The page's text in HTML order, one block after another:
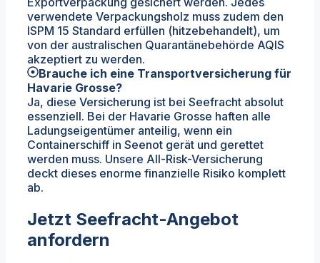
verwendete Verpackungsholz muss zudem den
ISPM 15 Standard erfüllen (hitzebehandelt), um
von der australischen Quarantänebehörde AQIS
akzeptiert zu werden.
Brauche ich eine Transportversicherung für
Havarie Grosse?
Ja, diese Versicherung ist bei Seefracht absolut
essenziell. Bei der Havarie Grosse haften alle
Ladungseigentümer anteilig, wenn ein
Containerschiff in Seenot gerät und gerettet
werden muss. Unsere All-Risk-Versicherung
deckt dieses enorme finanzielle Risiko komplett
ab.
Jetzt Seefracht-Angebot
anfordern